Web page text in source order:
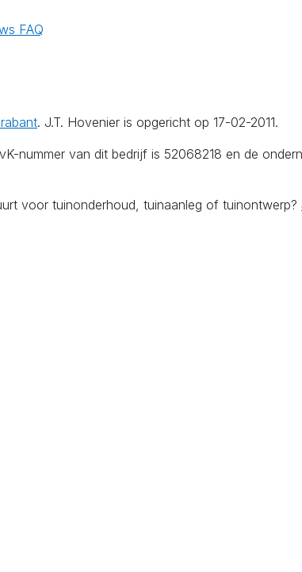
FAQ
. J.T. Hovenier is opgericht op 17-02-2011.
nummer van dit bedrijf is 52068218 en de
voor tuinonderhoud, tuinaanleg of tuinontwerp?